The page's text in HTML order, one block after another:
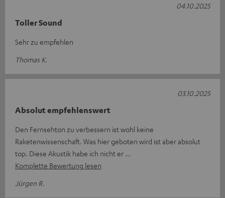
Toller Sound
Sehr zu empfehlen
Thomas K.
04.10.2025
Absolut empfehlenswert
Den Fernsehton zu verbessern ist wohl keine
Raketenwissenschaft. Was hier geboten wird ist aber absolut
top. Diese Akustik habe ich nicht er
Komplette Bewertung lesen
Jürgen R.
03.10.2025